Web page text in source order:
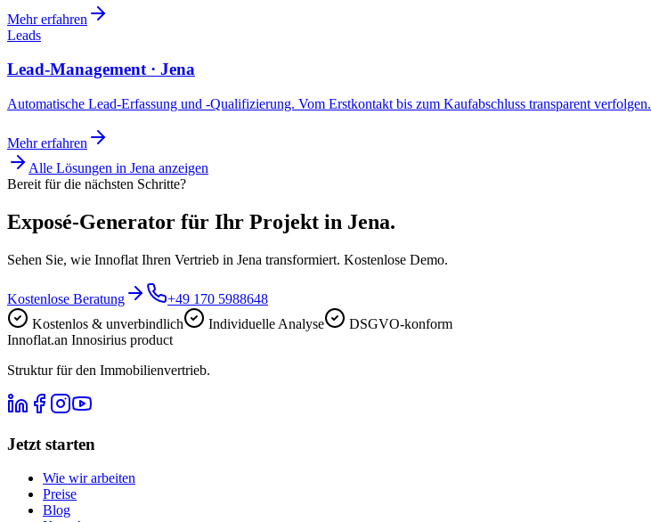
Mehr erfahren
Leads
Lead-Management · Jena
Automatische Lead-Erfassung und -Qualifizierung. Vom Erstkontakt bis zum Kaufabschluss transparent verfolgen.
Mehr erfahren
Alle Lösungen in Jena anzeigen
Bereit für die nächsten Schritte?
Exposé-Generator für Ihr Projekt in Jena.
Sehen Sie, wie Innoflat Ihren Vertrieb in Jena transformiert. Kostenlose Demo.
Kostenlose Beratung
+49 170 5988648
Kostenlos & unverbindlich
Individuelle Analyse
DSGVO-konform
Innoflat.an Innosirius product
Struktur für den Immobilienvertrieb.
Jetzt starten
Wie wir arbeiten
Preise
Blog